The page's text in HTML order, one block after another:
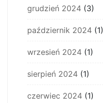
grudzień 2024 (3)
październik 2024 (1)
wrzesień 2024 (1)
sierpień 2024 (1)
czerwiec 2024 (1)